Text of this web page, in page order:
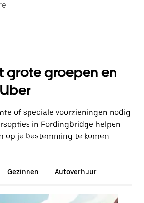
grote groepen en
of speciale voorzieningen nodig
in Fordingbridge helpen
op je bestemming te komen.
Gezinnen Autoverhuur